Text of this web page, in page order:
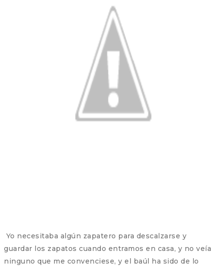
Yo necesitaba algún zapatero para descalzarse y
guardar los zapatos cuando entramos en casa, y no veía
ninguno que me convenciese, y el baúl ha sido de lo